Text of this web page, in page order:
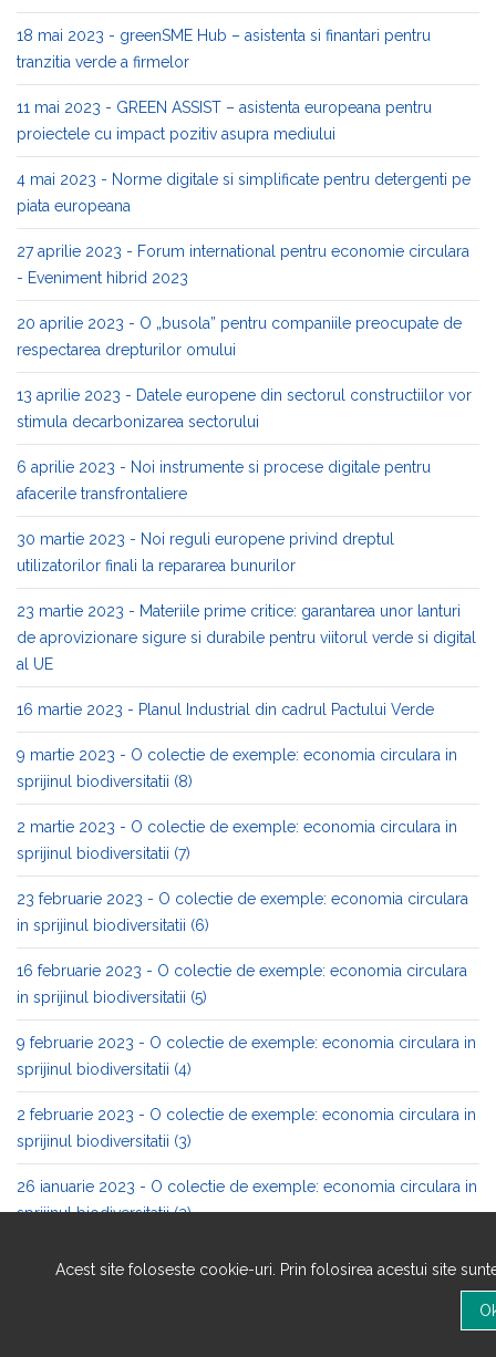
18 mai 2023 - greenSME Hub – asistenta si finantari pentru
tranzitia verde a firmelor
11 mai 2023 - GREEN ASSIST – asistenta europeana pentru
proiectele cu impact pozitiv asupra mediului
4 mai 2023 - Norme digitale si simplificate pentru detergenti pe
piata europeana
27 aprilie 2023 - Forum international pentru economie circulara
- Eveniment hibrid 2023
20 aprilie 2023 - O „busola” pentru companiile preocupate de
respectarea drepturilor omului
13 aprilie 2023 - Datele europene din sectorul constructiilor vor
stimula decarbonizarea sectorului
6 aprilie 2023 - Noi instrumente si procese digitale pentru
afacerile transfrontaliere
30 martie 2023 - Noi reguli europene privind dreptul
utilizatorilor finali la repararea bunurilor
23 martie 2023 - Materiile prime critice: garantarea unor lanturi
de aprovizionare sigure si durabile pentru viitorul verde si digital
al UE
16 martie 2023 - Planul Industrial din cadrul Pactului Verde
9 martie 2023 - O colectie de exemple: economia circulara in
sprijinul biodiversitatii (8)
2 martie 2023 - O colectie de exemple: economia circulara in
sprijinul biodiversitatii (7)
23 februarie 2023 - O colectie de exemple: economia circulara
in sprijinul biodiversitatii (6)
16 februarie 2023 - O colectie de exemple: economia circulara
in sprijinul biodiversitatii (5)
9 februarie 2023 - O colectie de exemple: economia circulara in
sprijinul biodiversitatii (4)
2 februarie 2023 - O colectie de exemple: economia circulara in
sprijinul biodiversitatii (3)
26 ianuarie 2023 - O colectie de exemple: economia circulara in
sprijinul biodiversitatii (2)
12 ianuarie 2023 - Hub-uri europene pentru economia circulara
Acest site foloseste cookie-uri. Prin folosirea acestui site